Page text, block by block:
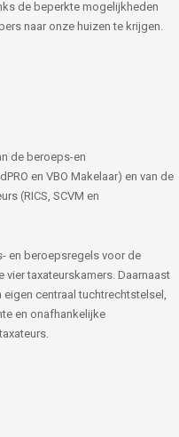
de beperkte mogelijkheden
naar onze huizen te krijgen.
de beroeps-en
en VBO Makelaar) en van de
(RICS, SCVM en
en beroepsregels voor de
taxateurskamers. Daarnaast
centraal tuchtrechtstelsel,
en onafhankelijke